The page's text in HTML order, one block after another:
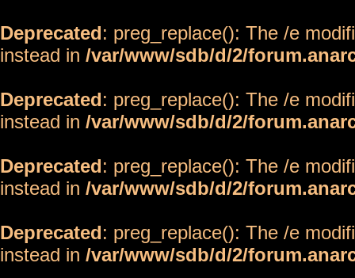
Deprecated: preg_replace(): The /e
instead in /var/www/sdb/d/2/
Deprecated: preg_replace(): The /e
instead in /var/www/sdb/d/2/
Deprecated: preg_replace(): The /e
instead in /var/www/sdb/d/2/
Deprecated: preg_replace(): The /e
instead in /var/www/sdb/d/2/